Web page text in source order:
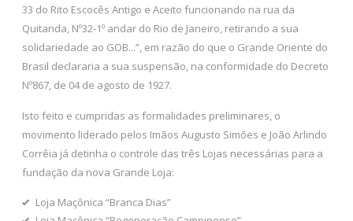
33 do Rito Escocês Antigo e Aceito funcionando na rua da
Quitanda, Nº32-1º andar do Rio de Janeiro, retirando a sua
solidariedade ao GOB...”, em razão do que o Grande Oriente do
Brasil declararia a sua suspensão, na conformidade do Decreto
Nº867, de 04 de agosto de 1927.
Isto feito e cumpridas as formalidades preliminares, o
movimento liderado pelos Imãos Augusto Simões e João Arlindo
Corrêia já detinha o controle das três Lojas necessárias para a
fundação da nova Grande Loja:
Loja Maçônica “Branca Dias”